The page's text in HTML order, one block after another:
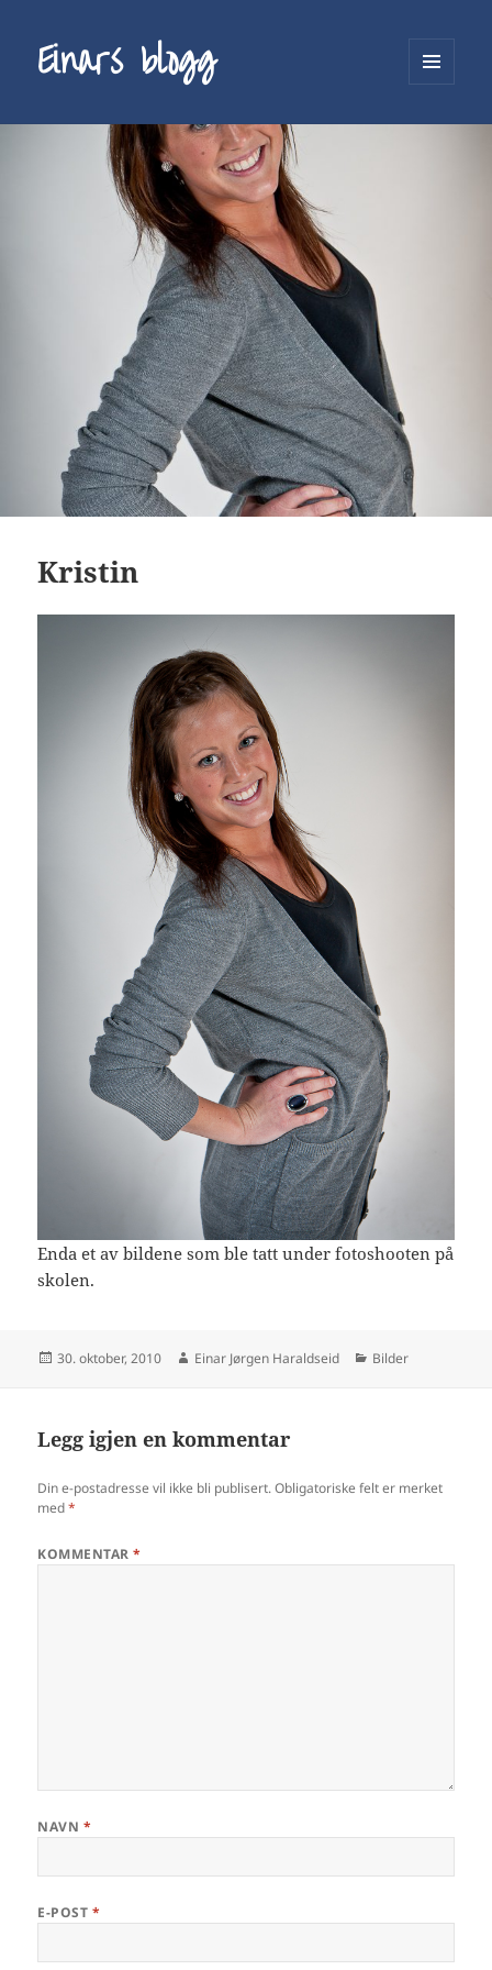
Einars blogg
WIDGETER
Kristin
Enda et av bildene som ble tatt under fotoshooten på
skolen.
Publisert
30. oktober, 2010 Forfatter
Einar Jørgen Haraldseid Kategorier
Bilder
Legg igjen en kommentar
Din e-postadresse vil ikke bli publisert. Obligatoriske felt er merket
med*
KOMMENTAR*
NAVN *
E-POST *